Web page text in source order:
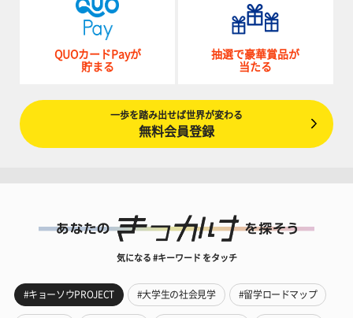
QUOカードPayが
貯まる
抽選で豪華賞品が
当たる
一歩を踏み出せば世界が変わる
無料会員登録
気になる #キーワード をタッチ
#キョーソウPROJECT #大学生の社会見学 #留学ロードマップ